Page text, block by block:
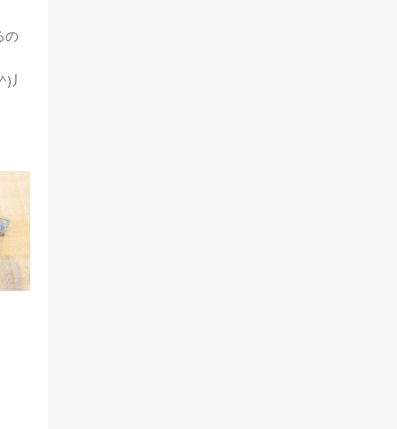
の
丿